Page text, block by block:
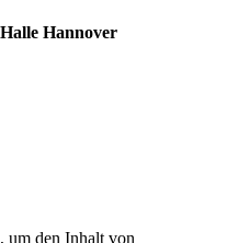
Hannover
um den Inhalt von